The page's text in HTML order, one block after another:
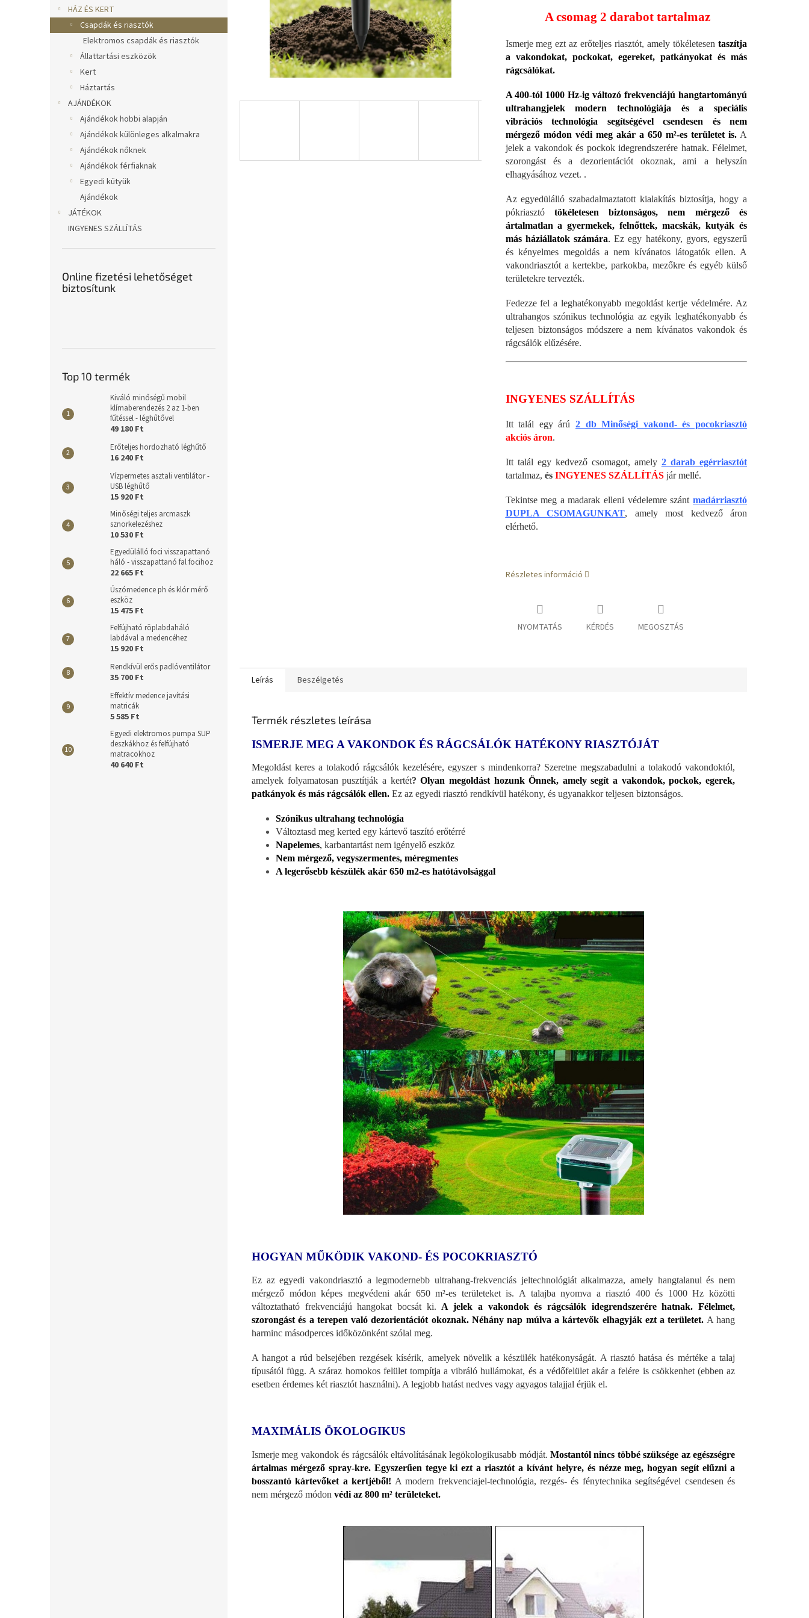
HÁZ ÉS KERT
Csapdák és riasztók
Elektromos csapdák és riasztók
Állattartási eszközök
Kert
Háztartás
AJÁNDÉKOK
Ajándékok hobbi alapján
Ajándékok különleges alkalmakra
Ajándékok nőknek
Ajándékok férfiaknak
Egyedi kütyük
Ajándékok
JÁTÉKOK
INGYENES SZÁLLÍTÁS
Online fizetési lehetőséget
biztosítunk
Top 10 termék
Kiváló minőségű mobil
klímaberendezés 2 az 1-ben
fűtéssel - léghűtővel
49 180 Ft
Erőteljes hordozható léghűtő
16 240 Ft
Vízpermetes asztali ventilátor -
USB léghűtő
15 920 Ft
Minőségi teljes arcmaszk
sznorkelezéshez
10 530 Ft
Egyedülálló foci visszapattanó
háló - visszapattanó fal focihoz
22 665 Ft
Úszómedence ph és klór mérő
eszköz
15 475 Ft
Felfújható röplabdaháló
labdával a medencéhez
15 920 Ft
Rendkívül erős padlóventilátor
35 700 Ft
Effektív medence javítási
matricák
5 585 Ft
Egyedi elektromos pumpa SUP
deszkákhoz és felfújható
matracokhoz
40 640 Ft
A csomag 2 darabot tartalmaz
Ismerje meg ezt az erőteljes riasztót, amely tökéletesen taszítja
a vakondokat, pockokat, egereket, patkányokat és más
rágcsálókat.
A 400-tól 1000 Hz-ig változó frekvenciájú hangtartományú
ultrahangjelek modern technológiája és a speciális
vibrációs technológia segítségével csendesen és nem
mérgező módon védi meg akár a 650 m²-es területet is.A
jelek a vakondok és pockok idegrendszerére hatnak. Félelmet,
szorongást és a dezorientációt okoznak, ami a helyszín
elhagyásához vezet. .
Az egyedülálló szabadalmaztatott kialakítás biztosítja, hogy a
pókriasztó tökéletesen biztonságos, nem mérgező és
ártalmatlan a gyermekek, felnőttek, macskák, kutyák és
más háziállatok számára. Ez egy hatékony, gyors, egyszerű
és kényelmes megoldás a nem kívánatos látogatók ellen. A
vakondriasztót a kertekbe, parkokba, mezőkre és egyéb külső
területekre tervezték.
Fedezze fel a leghatékonyabb megoldást kertje védelmére. Az
ultrahangos szónikus technológia az egyik leghatékonyabb és
teljesen biztonságos módszere a nem kívánatos vakondok és
rágcsálók elűzésére.
INGYENES SZÁLLÍTÁS
Itt talál egy árú 2 db Minőségi vakond- és pocokriasztó
akciós áron.
Itt talál egy kedvező csomagot, amely 2 darab egérriasztót
tartalmaz, és INGYENES SZÁLLÍTÁS jár mellé.
Tekintse meg a madarak elleni védelemre szánt madárriasztó
DUPLA CSOMAGUNKAT, amely most kedvező áron
elérhető.
Részletes információ
NYOMTATÁS KÉRDÉS MEGOSZTÁS
Leírás Beszélgetés
Termék részletes leírása
ISMERJE MEG A VAKONDOK ÉS RÁGCSÁLÓK HATÉKONY RIASZTÓJÁT
Megoldást keres a tolakodó rágcsálók kezelésére, egyszer s mindenkorra? Szeretne megszabadulni a tolakodó vakondoktól,
amelyek folyamatosan pusztítják a kertét?Olyan megoldást hozunk Önnek, amely segít a vakondok, pockok, egerek,
patkányok és más rágcsálók ellen. Ez az egyedi riasztó rendkívül hatékony, és ugyanakkor teljesen biztonságos.
Szónikus ultrahang technológia
Változtasd meg kerted egy kártevő taszító erőtérré
Napelemes, karbantartást nem igényelő eszköz
Nem mérgező, vegyszermentes, méregmentes
A legerősebb készülék akár 650 m2-es hatótávolsággal
HOGYAN MŰKÖDIK VAKOND- ÉS POCOKRIASZTÓ
Ez az egyedi vakondriasztó a legmodernebb ultrahang-frekvenciás jeltechnológiát alkalmazza, amely hangtalanul és nem
mérgező módon képes megvédeni akár 650 m²-es területeket is. A talajba nyomva a riasztó 400 és 1000 Hz közötti
változtatható frekvenciájú hangokat bocsát ki. A jelek a vakondok és rágcsálók idegrendszerére hatnak. Félelmet,
szorongást és a terepen való dezorientációt okoznak. Néhány nap múlva a kártevők elhagyják ezt a területet. A hang
harminc másodperces időközönként szólal meg.
A hangot a rúd belsejében rezgések kísérik, amelyek növelik a készülék hatékonyságát. A riasztó hatása és mértéke a talaj
típusától függ. A száraz homokos felület tompítja a vibráló hullámokat, és a védőfelület akár a felére is csökkenhet (ebben az
esetben érdemes két riasztót használni). A legjobb hatást nedves vagy agyagos talajjal érjük el.
MAXIMÁLIS ÖKOLOGIKUS
Ismerje meg vakondok és rágcsálók eltávolításának legökologikusabb módját.Mostantól nincs többé szüksége az egészségre
ártalmas mérgező spray-kre. Egyszerűen tegye ki ezt a riasztót a kívánt helyre, és nézze meg, hogyan segít elűzni a
bosszantó kártevőket a kertjéből! A modern frekvenciajel-technológia, rezgés- és fénytechnika segítségével csendesen és
nem mérgező módon védi az 800 m² területeket.